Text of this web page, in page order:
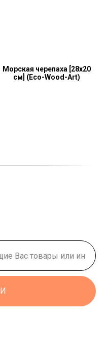
Морская черепаха [28x20
см] (Eco-Wood-Art)